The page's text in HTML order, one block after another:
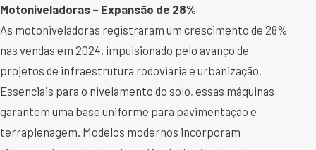
Motoniveladoras – Expansão de 28%
As motoniveladoras registraram um crescimento de 28%
nas vendas em 2024, impulsionado pelo avanço de
projetos de infraestrutura rodoviária e urbanização.
Essenciais para o nivelamento do solo, essas máquinas
garantem uma base uniforme para pavimentação e
terraplenagem. Modelos modernos incorporam